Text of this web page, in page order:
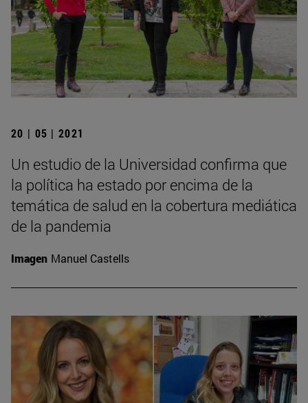
20 | 05 | 2021
Un estudio de la Universidad confirma que
la política ha estado por encima de la
temática de salud en la cobertura mediática
de la pandemia
Imagen Manuel Castells